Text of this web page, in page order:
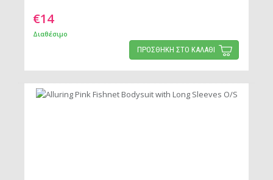
€14
Διαθέσιμο
ΠΡΟΣΘΗΚΗ ΣΤΟ ΚΑΛΑΘΙ